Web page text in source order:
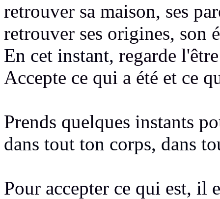
retrouver sa maison, ses
retrouver ses origines, son
En cet instant, regarde
Accepte ce qui a été et ce
Prends quelques instants
dans tout ton corps, dans
Pour accepter ce qui est, il